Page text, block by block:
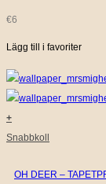
€6
Lägg till i favoriter
+
Snabbkoll
OH DEER –